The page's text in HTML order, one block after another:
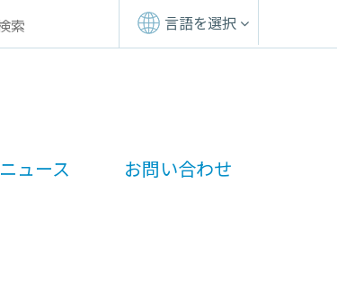
言語を選択
ニュース お問い合わせ